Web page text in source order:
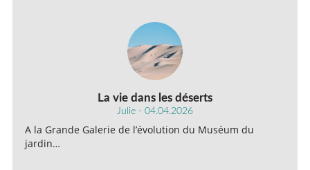
La vie dans les déserts
Julie - 04.04.2026
A la Grande Galerie de l’évolution du Muséum du
jardin…